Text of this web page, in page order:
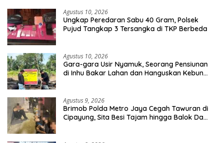
Agustus 10, 2026
Ungkap Peredaran Sabu 40 Gram, Polsek
Pujud Tangkap 3 Tersangka di TKP Berbeda
Agustus 10, 2026
Gara-gara Usir Nyamuk, Seorang Pensiunan
di Inhu Bakar Lahan dan Hanguskan Kebun
Agustus 9, 2026
Brimob Polda Metro Jaya Cegah Tawuran di
Cipayung, Sita Besi Tajam hingga Balok Dan